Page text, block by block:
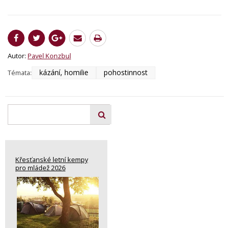
Autor: Pavel Konzbul
Témata:
kázání, homilie pohostinnost
Křesťanské letní kempy
pro mládež 2026